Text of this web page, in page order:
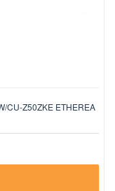
CU-Z50ZKE ETHEREA